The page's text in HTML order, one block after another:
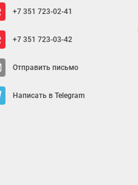
+7 351 723-02-41
+7 351 723-03-42
Отправить письмо
Написать в Telegram